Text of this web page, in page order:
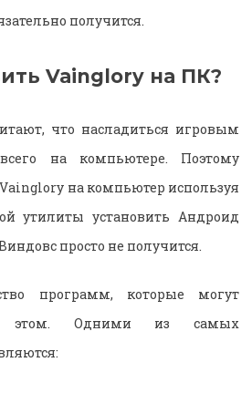
получится.
Vainglory на ПК?
что насладиться игровым
на компьютере. Поэтому
на компьютер используя
утилиты установить Андроид
просто не получится.
программ, которые могут
Одними из самых